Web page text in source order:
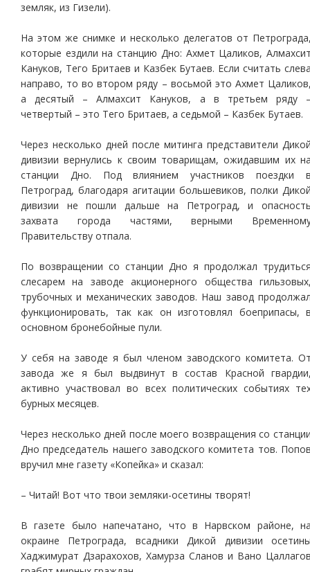
земляк, из Гизели).
На этом же снимке и несколько делегатов от
которые ездили на станцию Дно: Ахмет Цаликов,
Кануков, Тего Бритаев и Казбек Бутаев. Если считать
направо, то во втором ряду – восьмой это Ахмет
а десятый – Алмахсит Кануков, а в третьем ряду
четвертый – это Тего Бритаев, а седьмой – Казбек Бутаев.
Через несколько дней после митинга представители
дивизии вернулись к своим товарищам, ожидавшим их
станции Дно. Под влиянием участников поездки
Петроград, благодаря агитации большевиков, полки
дивизии не пошли дальше на Петроград, и
захвата города частями, верными
Правительству отпала.
По возвращении со станции Дно я продолжал
слесарем на заводе акционерного общества
трубочных и механических заводов. Наш завод
функционировать, так как он изготовлял боеприпасы,
основном бронебойные пули.
У себя на заводе я был членом заводского комитета.
завода же я был выдвинут в состав Красной
активно участвовал во всех политических событиях
бурных месяцев.
Через несколько дней после моего возвращения со
Дно председатель нашего заводского комитета тов.
вручил мне газету «Копейка» и сказал:
– Читай! Вот что твои земляки-осетины творят!
В газете было напечатано, что в Нарвском районе,
окраине Петрограда, всадники Дикой дивизии
Хаджимурат Дзарахохов, Хамурза Сланов и Вано